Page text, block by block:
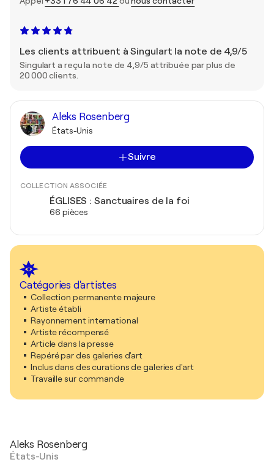
Les clients attribuent à Singulart la note de 4,9/5
Singulart a reçu la note de 4,9/5 attribuée par plus de
20 000 clients.
Aleks Rosenberg
États-Unis
Suivre
COLLECTION ASSOCIÉE
ÉGLISES : Sanctuaires de la foi
66 pièces
Catégories d'artistes
Collection permanente majeure
Artiste établi
Rayonnement international
Artiste récompensé
Article dans la presse
Repéré par des galeries d'art
Inclus dans des curations de galeries d'art
Travaille sur commande
Aleks Rosenberg
États-Unis